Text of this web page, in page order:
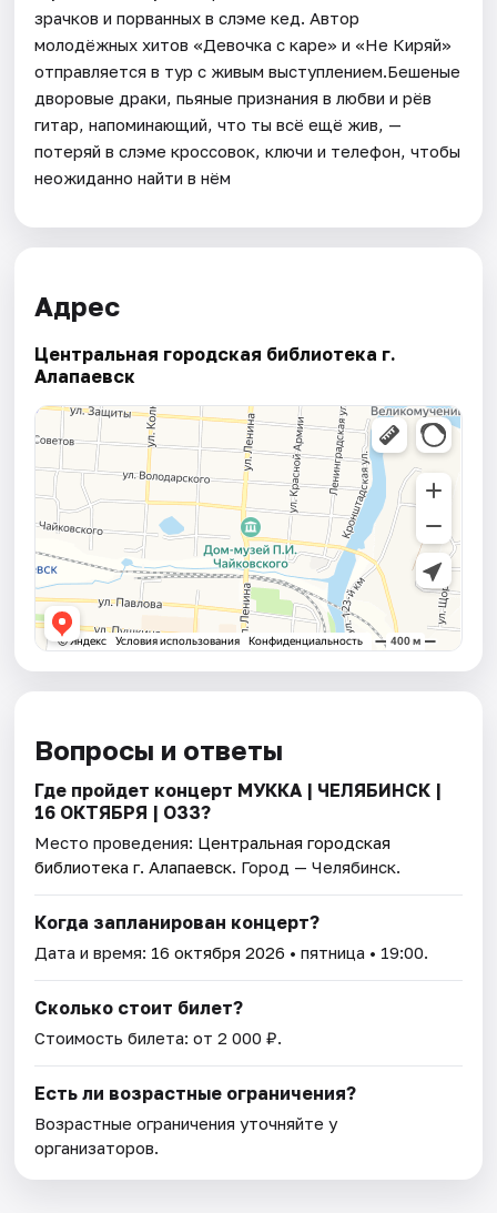
зрачков и порванных в слэме кед. Автор
молодёжных хитов «Девочка с каре» и «Не Киряй»
отправляется в тур с живым выступлением.Бешеные
дворовые драки, пьяные признания в любви и рёв
гитар, напоминающий, что ты всё ещё жив, —
потеряй в слэме кроссовок, ключи и телефон, чтобы
неожиданно найти в нём
Адрес
Центральная городская библиотека г.
Алапаевск
Вопросы и ответы
Где пройдет концерт МУККА | ЧЕЛЯБИНСК |
16 ОКТЯБРЯ | ОЗЗ?
Место проведения: Центральная городская
библиотека г. Алапаевск. Город — Челябинск.
Когда запланирован концерт?
Дата и время: 16 октября 2026 • пятница • 19:00.
Сколько стоит билет?
Стоимость билета: от 2 000 ₽.
Есть ли возрастные ограничения?
Возрастные ограничения уточняйте у
организаторов.